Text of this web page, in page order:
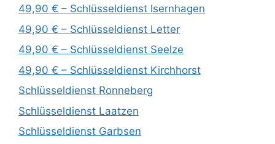
49,90 € – Schlüsseldienst Isernhagen
49,90 € – Schlüsseldienst Letter
49,90 € – Schlüsseldienst Seelze
49,90 € – Schlüsseldienst Kirchhorst
Schlüsseldienst Ronneberg
Schlüsseldienst Laatzen
Schlüsseldienst Garbsen